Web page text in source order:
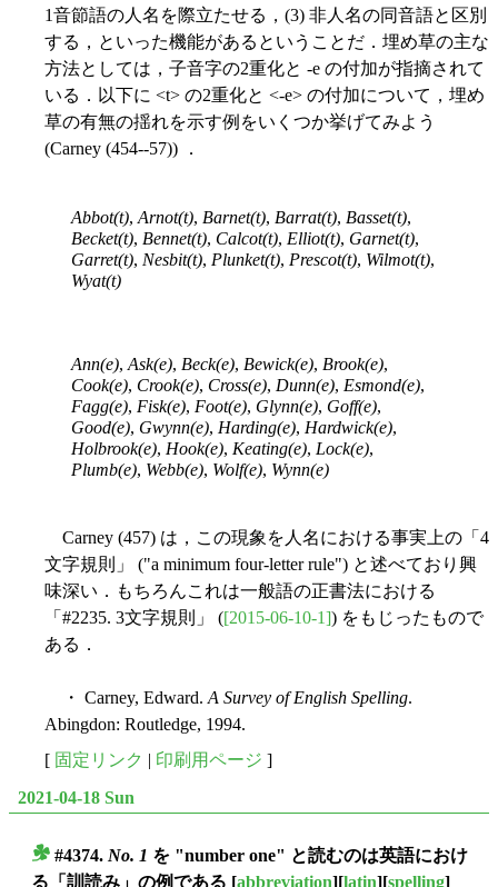
1音節語の人名を際立たせる，(3) 非人名の同音語と区別
する，といった機能があるということだ．埋め草の主な
方法としては，子音字の2重化と -e の付加が指摘されて
いる．以下に <t> の2重化と <-e> の付加について，埋め
草の有無の揺れを示す例をいくつか挙げてみよう
(Carney (454--57)) ．
Abbot(t), Arnot(t), Barnet(t), Barrat(t), Basset(t),
Becket(t), Bennet(t), Calcot(t), Elliot(t), Garnet(t),
Garret(t), Nesbit(t), Plunket(t), Prescot(t), Wilmot(t),
Wyat(t)
Ann(e), Ask(e), Beck(e), Bewick(e), Brook(e),
Cook(e), Crook(e), Cross(e), Dunn(e), Esmond(e),
Fagg(e), Fisk(e), Foot(e), Glynn(e), Goff(e),
Good(e), Gwynn(e), Harding(e), Hardwick(e),
Holbrook(e), Hook(e), Keating(e), Lock(e),
Plumb(e), Webb(e), Wolf(e), Wynn(e)
Carney (457) は，この現象を人名における事実上の「4
文字規則」 ("a minimum four-letter rule") と述べており興
味深い．もちろんこれは一般語の正書法における
「#2235. 3文字規則」 ([2015-06-10-1]) をもじったもので
ある．
・ Carney, Edward. A Survey of English Spelling.
Abingdon: Routledge, 1994.
[ 固定リンク | 印刷用ページ ]
2021-04-18 Sun
#4374. No. 1 を "number one" と読むのは英語におけ
る「訓読み」の例である [abbreviation][latin][spelling]